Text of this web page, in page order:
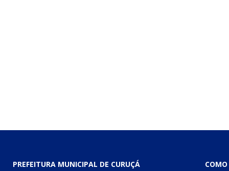
PREFEITURA MUNICIPAL DE CURUÇÁ COMO